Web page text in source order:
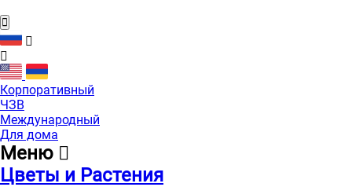
Корпоративный
ЧЗВ
Международный
Для дома
Меню
Цветы и Растения